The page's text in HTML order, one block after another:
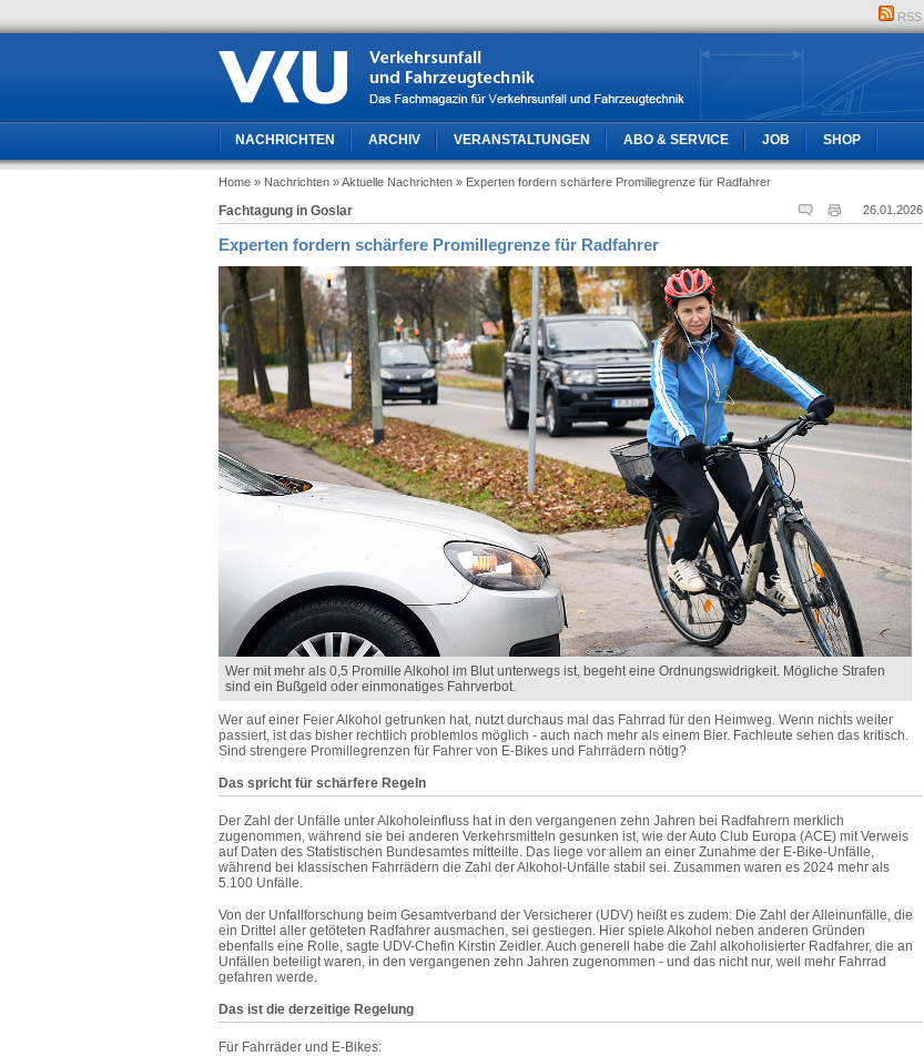
RSS
NACHRICHTEN ARCHIV VERANSTALTUNGEN ABO & SERVICE JOB SHOP
Home » Nachrichten » Aktuelle Nachrichten » Experten fordern schärfere Promillegrenze für Radfahrer
26.01.2026
Fachtagung in Goslar
Experten fordern schärfere Promillegrenze für Radfahrer
Wer mit mehr als 0,5 Promille Alkohol im Blut unterwegs ist, begeht eine Ordnungswidrigkeit. Mögliche Strafen
sind ein Bußgeld oder einmonatiges Fahrverbot.
Wer auf einer Feier Alkohol getrunken hat, nutzt durchaus mal das Fahrrad für den Heimweg. Wenn nichts weiter
passiert, ist das bisher rechtlich problemlos möglich - auch nach mehr als einem Bier. Fachleute sehen das kritisch.
Sind strengere Promillegrenzen für Fahrer von E-Bikes und Fahrrädern nötig?
Das spricht für schärfere Regeln
Der Zahl der Unfälle unter Alkoholeinfluss hat in den vergangenen zehn Jahren bei Radfahrern merklich
zugenommen, während sie bei anderen Verkehrsmitteln gesunken ist, wie der Auto Club Europa (ACE) mit Verweis
auf Daten des Statistischen Bundesamtes mitteilte. Das liege vor allem an einer Zunahme der E-Bike-Unfälle,
während bei klassischen Fahrrädern die Zahl der Alkohol-Unfälle stabil sei. Zusammen waren es 2024 mehr als
5.100 Unfälle.
Von der Unfallforschung beim Gesamtverband der Versicherer (UDV) heißt es zudem: Die Zahl der Alleinunfälle, die
ein Drittel aller getöteten Radfahrer ausmachen, sei gestiegen. Hier spiele Alkohol neben anderen Gründen
ebenfalls eine Rolle, sagte UDV-Chefin Kirstin Zeidler. Auch generell habe die Zahl alkoholisierter Radfahrer, die an
Unfällen beteiligt waren, in den vergangenen zehn Jahren zugenommen - und das nicht nur, weil mehr Fahrrad
gefahren werde.
Das ist die derzeitige Regelung
Für Fahrräder und E-Bikes: